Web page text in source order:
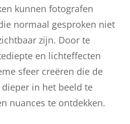
kunnen fotografen
normaal gesproken niet
zijn. Door te
en lichteffecten
sfeer creëren die de
in het beeld te
nuances te ontdekken.